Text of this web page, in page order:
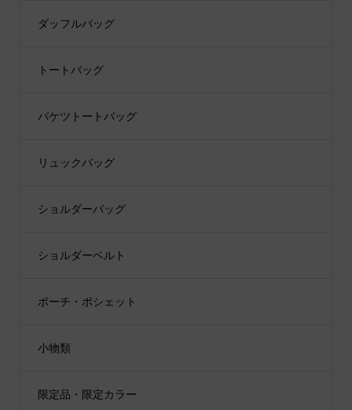
ダッフルバッグ
トートバッグ
バケツトートバッグ
リュックバッグ
ショルダーバッグ
ショルダーベルト
ポーチ・ポシェット
小物類
限定品・限定カラー